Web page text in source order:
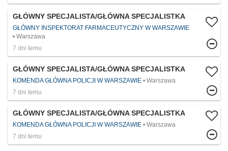
GŁÓWNY SPECJALISTA/GŁÓWNA SPECJALISTKA
GŁÓWNY INSPEKTORAT FARMACEUTYCZNY W WARSZAWIE
Warszawa
7 dni temu
GŁÓWNY SPECJALISTA/GŁÓWNA SPECJALISTKA
KOMENDA GŁÓWNA POLICJI W WARSZAWIE
Warszawa
7 dni temu
GŁÓWNY SPECJALISTA/GŁÓWNA SPECJALISTKA
KOMENDA GŁÓWNA POLICJI W WARSZAWIE
Warszawa
7 dni temu